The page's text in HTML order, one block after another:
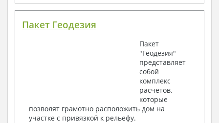
Пакет Геодезия
Пакет
"Геодезия"
представляет
собой
комплекс
расчетов,
которые
позволят грамотно расположить дом на
участке с привязкой к рельефу.